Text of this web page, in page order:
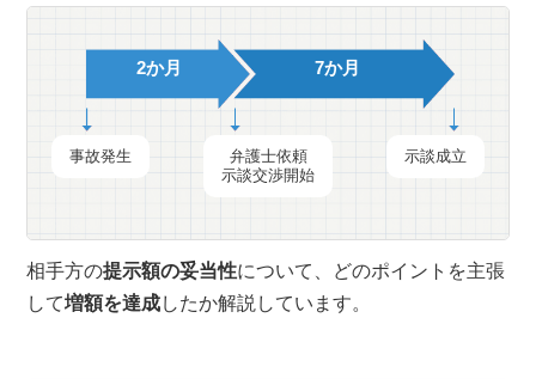
2か月 7か月
事故発生
弁護士依頼
示談交渉開始
示談成立
相手方の提示額の妥当性について、どのポイントを主張
して増額を達成したか解説しています。